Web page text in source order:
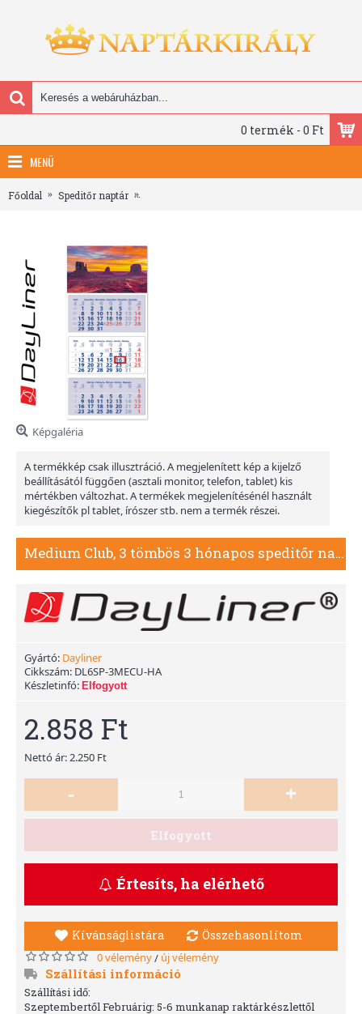
0 termék - 0 Ft
MENÜ
Főoldal Speditőr naptár
Képgaléria
A termékkép csak illusztráció. A megjelenített kép a kijelző
beállításától függően (asztali monitor, telefon, tablet) kis
mértékben változhat. A termékek megjelenítésénél használt
kiegészítők pl tablet, írószer stb. nem a termék részei.
Medium Club, 3 tömbös 3 hónapos speditőr naptár - Hangulat fejrésszel
Gyártó: Dayliner
Cikkszám: DL6SP-3MECU-HA
Készletinfó: Elfogyott
2.858 Ft
Nettó ár: 2.250 Ft
- +
Elfogyott
Értesíts, ha elérhető
Kívánságlistára Összehasonlítom
0 vélemény/ új vélemény
Szállítási információ
Szállítási idő:
Szeptembertől Februárig: 5-6 munkanap raktárkészlettől